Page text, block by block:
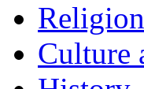
Religion
Culture